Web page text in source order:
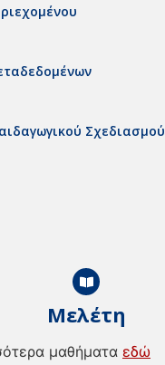
Μελέτη
μαθήματα εδώ
Σχεδιασμού